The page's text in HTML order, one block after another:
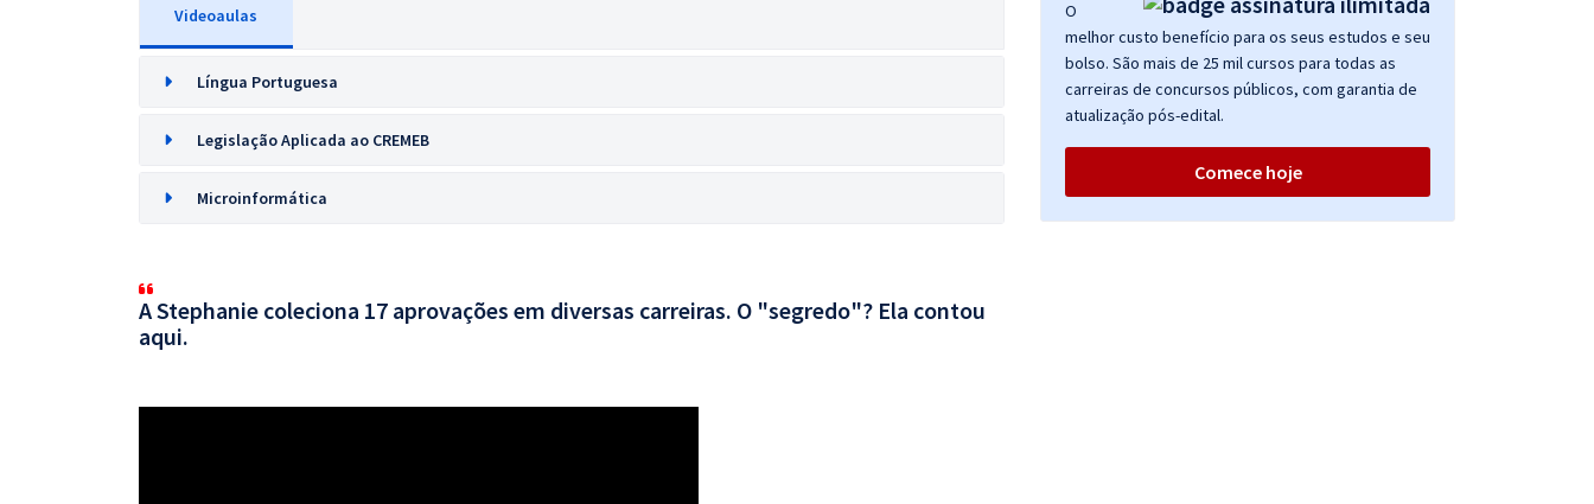
Videoaulas
Língua Portuguesa
Legislação Aplicada ao CREMEB
Microinformática
A Stephanie coleciona 17 aprovações em diversas carreiras. O "segredo"? Ela contou
aqui.
O
melhor custo benefício para os seus estudos e seu
bolso. São mais de 25 mil cursos para todas as
carreiras de concursos públicos, com garantia de
atualização pós-edital.
Comece hoje